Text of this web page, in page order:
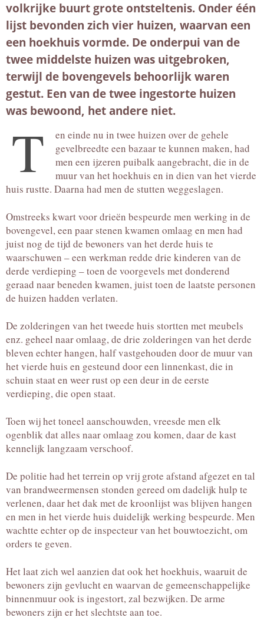
volkrijke buurt grote ontsteltenis. Onder één
lijst bevonden zich vier huizen, waarvan een
een hoekhuis vormde. De onderpui van de
twee middelste huizen was uitgebroken,
terwijl de bovengevels behoorlijk waren
gestut. Een van de twee ingestorte huizen
was bewoond, het andere niet.
T
en einde nu in twee huizen over de gehele
gevelbreedte een bazaar te kunnen maken, had
men een ijzeren puibalk aangebracht, die in de
muur van het hoekhuis en in dien van het vierde
huis rustte. Daarna had men de stutten weggeslagen.
Omstreeks kwart voor drieën bespeurde men werking in de
bovengevel, een paar stenen kwamen omlaag en men had
juist nog de tijd de bewoners van het derde huis te
waarschuwen – een werkman redde drie kinderen van de
derde verdieping – toen de voorgevels met donderend
geraad naar beneden kwamen, juist toen de laatste personen
de huizen hadden verlaten.
De zolderingen van het tweede huis stortten met meubels
enz. geheel naar omlaag, de drie zolderingen van het derde
bleven echter hangen, half vastgehouden door de muur van
het vierde huis en gesteund door een linnenkast, die in
schuin staat en weer rust op een deur in de eerste
verdieping, die open staat.
Toen wij het toneel aanschouwden, vreesde men elk
ogenblik dat alles naar omlaag zou komen, daar de kast
kennelijk langzaam verschoof.
De politie had het terrein op vrij grote afstand afgezet en tal
van brandweermensen stonden gereed om dadelijk hulp te
verlenen, daar het dak met de kroonlijst was blijven hangen
en men in het vierde huis duidelijk werking bespeurde. Men
wachtte echter op de inspecteur van het bouwtoezicht, om
orders te geven.
Het laat zich wel aanzien dat ook het hoekhuis, waaruit de
bewoners zijn gevlucht en waarvan de gemeenschappelijke
binnenmuur ook is ingestort, zal bezwijken. De arme
bewoners zijn er het slechtste aan toe.